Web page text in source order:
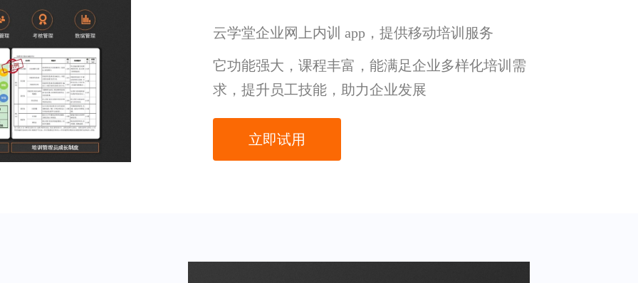
云学堂企业网上内训 app，提供移动培训服务
它功能强大，课程丰富，能满足企业多样化培训需
求，提升员工技能，助力企业发展
立即试用